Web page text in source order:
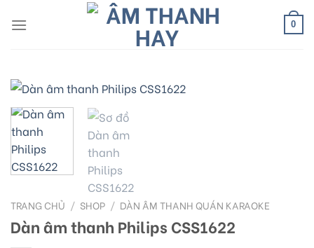
0
TRANG CHỦ / SHOP / DÀN ÂM THANH QUÁN KARAOKE
Dàn âm thanh Philips CSS1622